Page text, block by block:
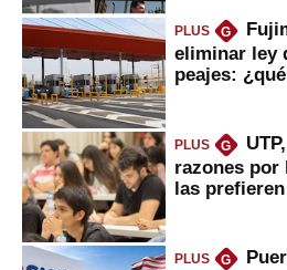
PLUS G
eliminar ley
peajes:
PLUS G
razones por
las
PLUS G